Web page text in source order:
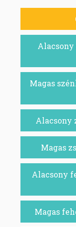
Magas
Alacsony
Magas
Alacsony
Magas